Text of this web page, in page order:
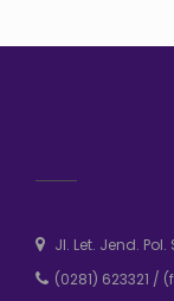
Jl. Let. Jend.
(0281) 623321 /